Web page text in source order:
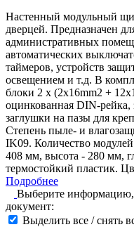
Настенный модульный
дверцей. Предназначен
административных
автоматических
таймеров, устройств
освещением и т.д. В
блоки 2 x (2x16mm2 +
оцинкованная DIN-рейка,
заглушки на пазы для
Степень пыле- и
IK09. Количество
408 мм, высота - 280 мм,
термостойкий пластик.
Подробнее
Выберите информацию,
документ:
Выделить все / снять